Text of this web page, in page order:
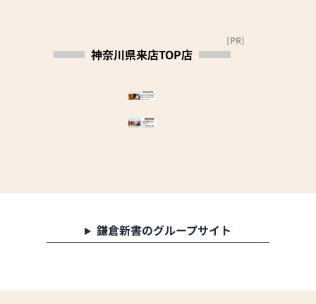
けます。スタッフ一同、
心よりお待ちしておりま
ご来店時にクーポンをご
～6月26日(金)より8月17
日(月)まで【お盆大特価
をはじめ
レー18号 145,000円、ア
デルD型ライト43号
神奈川県来店TOP店
[PR]
鎌倉新書のグループサイト